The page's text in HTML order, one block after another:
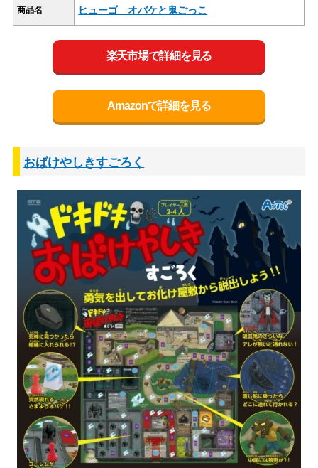
商品名 ヒューゴ オバケと鬼ごっこ
楽天市場で詳細を見る
Amazonで詳細を見る
おばけやしきすごろく